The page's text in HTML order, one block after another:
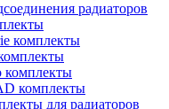
радиаторов
комплекты
комплекты
комплекты